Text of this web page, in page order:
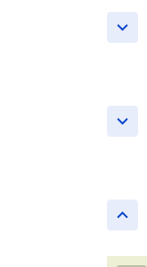
keyboard_arrow_down
keyboard_arrow_down
keyboard_arrow_up